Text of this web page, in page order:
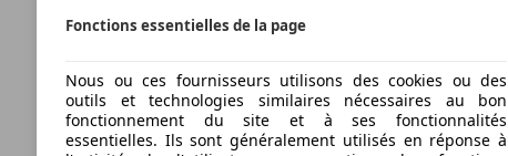
Fonctions essentielles de la page
Nous ou ces fournisseurs utilisons des cookies ou des
outils et technologies similaires nécessaires au bon
fonctionnement du site et à ses fonctionnalités
essentielles. Ils sont généralement utilisés en réponse à